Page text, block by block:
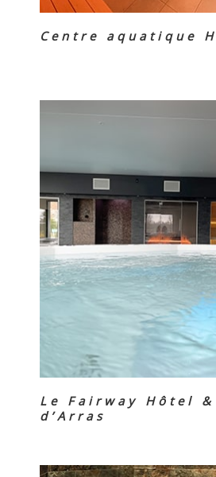
Centre aquatique
Le Fairway Hôtel
d’Arras